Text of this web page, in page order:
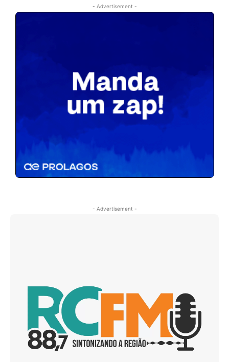
- Advertisement -
- Advertisement -